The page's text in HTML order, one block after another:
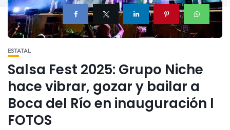
ESTATAL
Salsa Fest 2025: Grupo Niche
hace vibrar, gozar y bailar a
Boca del Río en inauguración l
FOTOS